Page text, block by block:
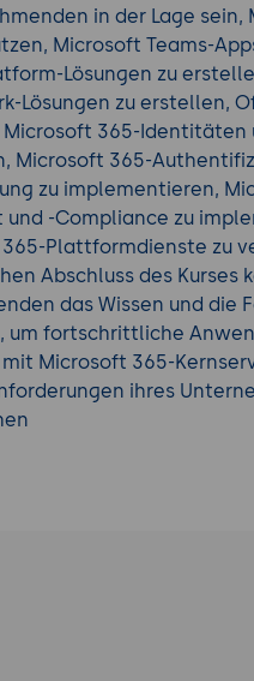
in der Lage sein,
Microsoft Teams-
Lösungen zu
Lösungen zu erstellen,
365-Identitäten
Microsoft 365-
zu implementieren,
und -Compliance zu
Plattformdienste zu
Abschluss des Kurses
das Wissen und die
um fortschrittliche
mit Microsoft 365-
ihres